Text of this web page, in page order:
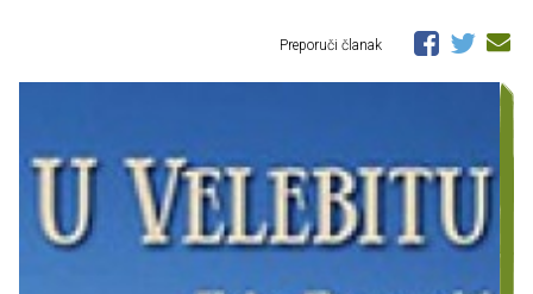
Preporuči članak